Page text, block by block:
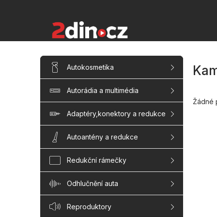
P
s
r
n
í
l
Přeskočit
kategorieAutokosmetika
Autorádia a multimédia
Adaptéry,konektory a redukce
Autoantény a redukce
Redukční rámečky
Odhlučnění auta
Reproduktory
Žádné